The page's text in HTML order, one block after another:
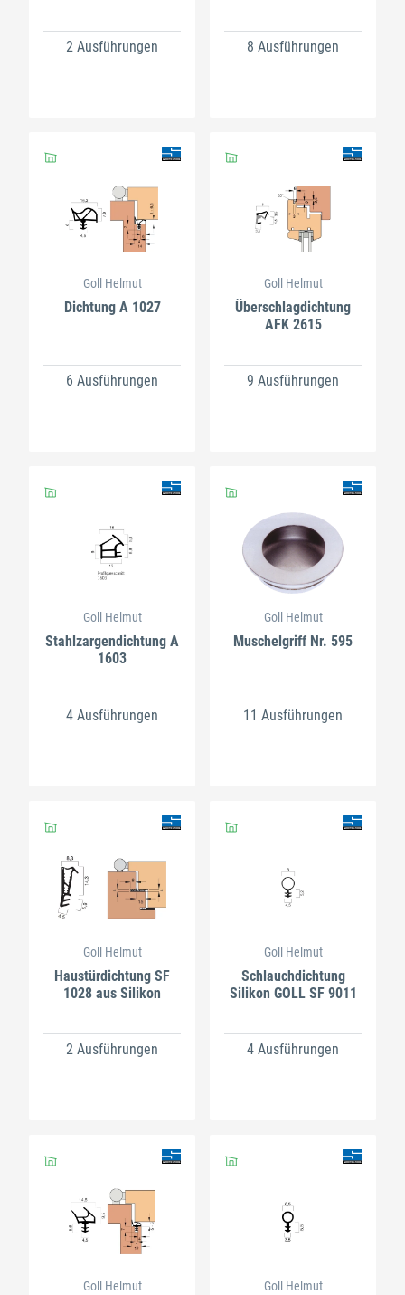
2 Ausführungen 8 Ausführungen
Goll Helmut
Dichtung A 1027
6 Ausführungen
Goll Helmut
Überschlagdichtung
AFK 2615
9 Ausführungen
Goll Helmut
Stahlzargendichtung A
1603
4 Ausführungen
Goll Helmut
Muschelgriff Nr. 595
11 Ausführungen
Goll Helmut
Haustürdichtung SF
1028 aus Silikon
2 Ausführungen
Goll Helmut
Schlauchdichtung
Silikon GOLL SF 9011
4 Ausführungen
Goll Helmut Goll Helmut